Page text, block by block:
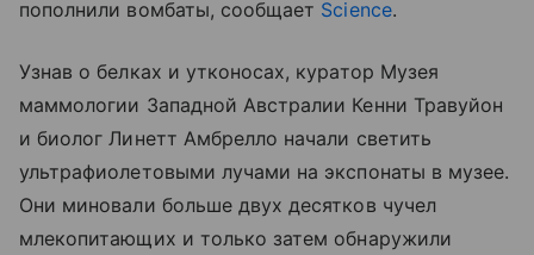
пополнили вомбаты, сообщает Science.
Узнав о белках и утконосах, куратор Музея
маммологии Западной Австралии Кенни Травуйон
и биолог Линетт Амбрелло начали светить
ультрафиолетовыми лучами на экспонаты в музее.
Они миновали больше двух десятков чучел
млекопитающих и только затем обнаружили